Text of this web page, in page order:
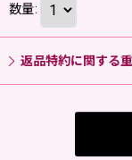
数量:
返品特約に関する